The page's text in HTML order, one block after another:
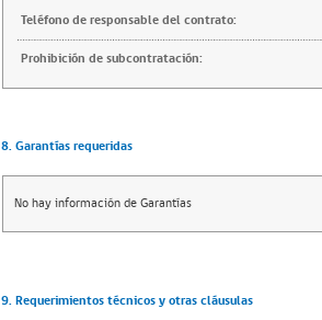
Teléfono de responsable del contrato:
Prohibición de subcontratación:
8. Garantías requeridas
No hay información de Garantías
9. Requerimientos técnicos y otras cláusulas